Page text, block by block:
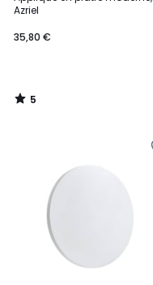
Azriel
35,80 €
5
5
/